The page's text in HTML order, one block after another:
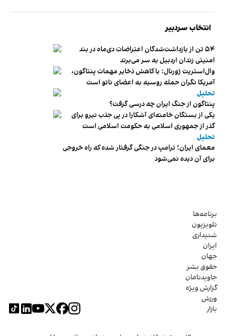
انتخاب سردبیر
۵۴ تن از بازداشت‌شدگان اعتراضات دی‌ماه در بند
امنیتی زندان اردبیل به سر می‌برند
وال‌استریت ژورنال: با کاهش ذخایر مهمات پنتاگون،
آمریکا نگران حمله روسیه به اعضای ناتو‌ است
تحلیل
پنتاگون از جنگ ایران چه درسی گرفت؟
یکی از بستگان خامنه‌ای آشکارا در پی جذب نیرو برای
گذر از جمهوری اسلامی به حکومت اسلامی است
تحلیل
معمای ایران؛ ترامپ در جنگی گرفتار شده که راه خروجی
برای آن دیده نمی‌شود
برنامه‌ها
تلویزیون
شنیداری
ایران
جهان
حقوق بشر
جاویدنامان
گزارش ویژه
ورزش
بازار